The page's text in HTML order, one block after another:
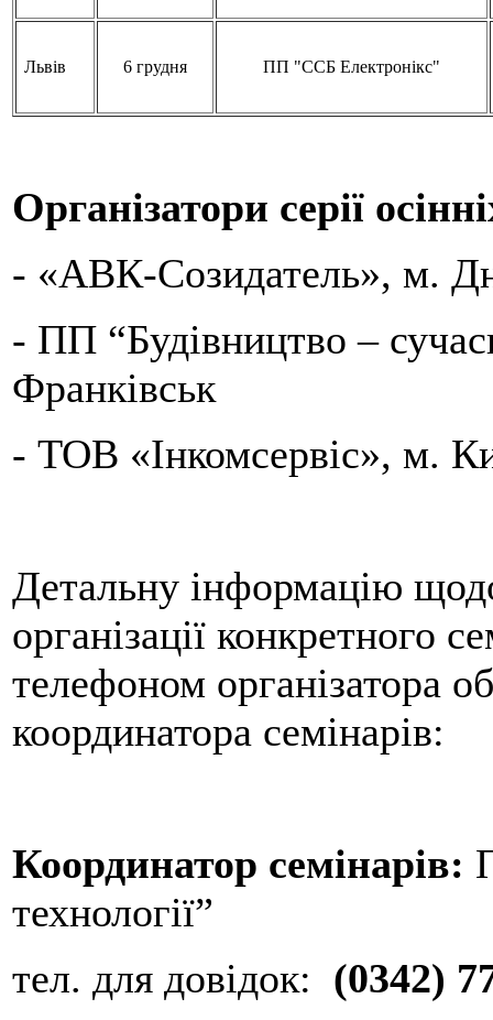
Львів 6 грудня ПП "ССБ Електронікс"
Організатори серії
- «АВК-Созидатель», м.
- ПП “Будівництво –
Франківськ
- ТОВ «Інкомсервіс», м.
Детальну інформацію
організації конкретного
телефоном організатора
координатора семінарів:
Координатор семінарів:
технології”
тел. для довідок: (0342)